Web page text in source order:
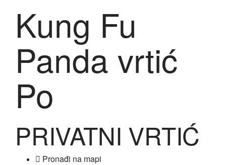
Kung Fu
Panda vrtić
Po
PRIVATNI VRTIĆ
Pronađi na mapi